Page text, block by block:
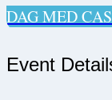
DAG MED
Event